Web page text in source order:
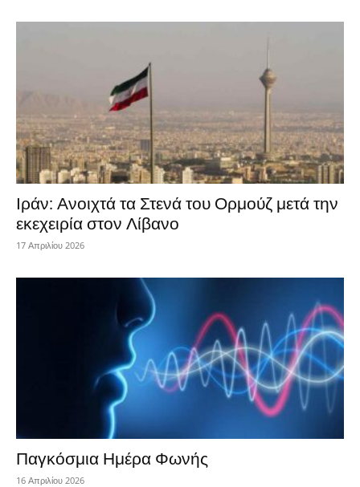
Ιράν: Ανοιχτά τα Στενά του Ορμούζ μετά την
εκεχειρία στον Λίβανο
17 Απριλίου 2026
Παγκόσμια Ημέρα Φωνής
16 Απριλίου 2026